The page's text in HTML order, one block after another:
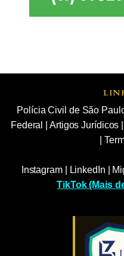
Polícia Civil de São
Federal
Artigos Jurídicos
|
Instagram| LinkedIn
TikTok (Mais